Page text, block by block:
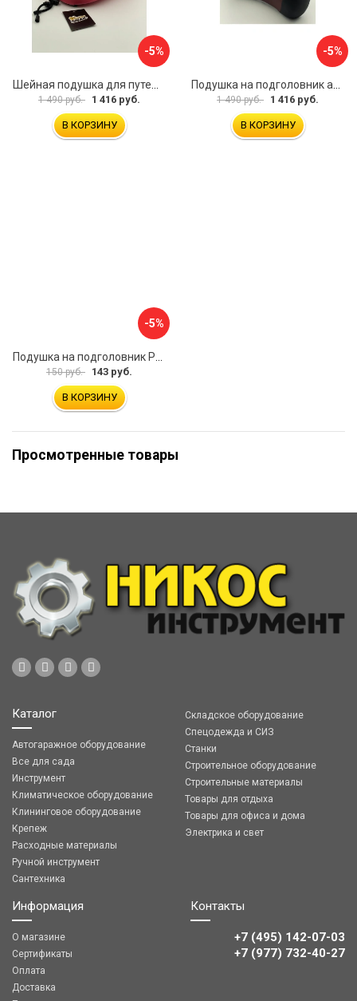
-5%
1 490 руб. 1 416 руб.
В КОРЗИНУ
-5%
1 490 руб. 1 416 руб.
В КОРЗИНУ
-5%
150 руб. 143 руб.
В КОРЗИНУ
Просмотренные товары
Каталог
Автогаражное оборудование
Все для сада
Инструмент
Климатическое оборудование
Клининговое оборудование
Крепеж
Расходные материалы
Ручной инструмент
Сантехника
Складское оборудование
Спецодежда и СИЗ
Станки
Строительное оборудование
Строительные материалы
Товары для отдыха
Товары для офиса и дома
Электрика и свет
Информация
О магазине
Сертификаты
Оплата
Доставка
Контакты
+7 (495) 142-07-03
‎‎+7 (977) 732-40-27